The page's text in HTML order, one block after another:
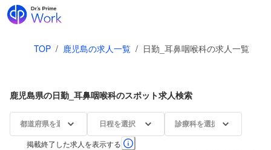
TOP / 鹿児島の求人一覧 / 日勤_耳鼻咽喉科の求人一覧
鹿児島県の日勤_耳鼻咽喉科のスポット求人検索
都道府県を選択 日程を選択 診療科を選択
掲載終了した求人を表示する